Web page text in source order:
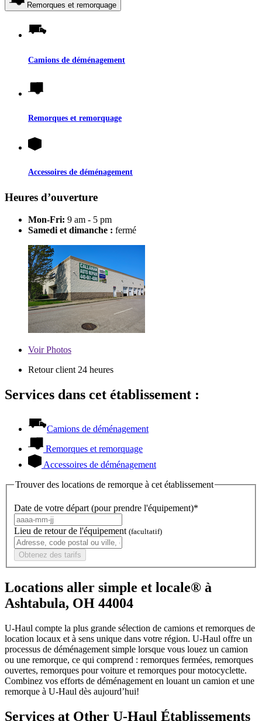
Remorques et remorquage
Camions de déménagement
Remorques et remorquage
Accessoires de déménagement
Heures d’ouverture
Mon-Fri: 9 am - 5 pm
Samedi et dimanche : fermé
VoirPhotos
Retour client 24 heures
Services dans cet établissement :
Camions de déménagement
Remorques et remorquage
Accessoires de déménagement
Trouver des locations de remorque à cet établissement
Date de votre départ (pour prendre l'équipement)*
Lieu de retour de l'équipement (facultatif)
Obtenez des tarifs
Locations aller simple et locale® à
Ashtabula, OH 44004
U-Haul compte la plus grande sélection de camions et remorques de
location locaux et à sens unique dans votre région. U-Haul offre un
processus de déménagement simple lorsque vous louez un camion
ou une remorque, ce qui comprend : remorques fermées, remorques
ouvertes, remorques pour voiture et remorques pour motocyclette.
Combinez vos efforts de déménagement en louant un camion et une
remorque à U-Haul dès aujourd’hui!
Services at Other U-Haul Établissements